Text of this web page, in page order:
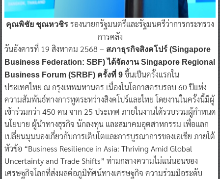
คุณพิชัย ชุณหวชิร รองนายกรัฐมนตรีและรัฐมนตรีว่าการกระทรวง
การคลัง
วันอังคารที่ 19 สิงหาคม 2568 – สภาธุรกิจสิงคโปร์ (Singapore
Business Federation: SBF) ได้จัดงาน Singapore Regional
Business Forum (SRBF) ครั้งที่ 9 ขึ้นเป็นครั้งแรกใน
ประเทศไทย ณ กรุงเทพมหานคร เนื่องในโอกาสครบรอบ 60 ปีแห่ง
ความสัมพันธ์ทางการทูตระหว่างสิงคโปร์และไทย โดยงานในครั้งนี้มีผู้
เข้าร่วมกว่า 450 คน จาก 25 ประเทศ ภายในงานได้รวบรวมผู้กำหนด
นโยบาย ผู้นำทางธุรกิจ นักลงทุน และสมาคมอุตสาหกรรม เพื่อแลก
เปลี่ยนมุมมองเกี่ยวกับการเติบโตและการบูรณาการของเอเชีย ภายใต้
หัวข้อ “Business Resilience in Asia: Thriving Amid Global
Uncertainty and Trade Shifts” ท่ามกลางความไม่แน่นอนของ
เศรษฐกิจโลกที่ส่งผลต่อภูมิทัศน์ทางเศรษฐกิจ ความร่วมมือระดับ